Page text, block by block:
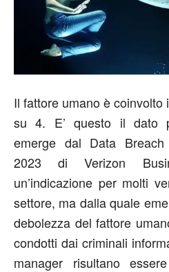
Il fattore umano è coinvolto
su 4. E’ questo il dato
emerge dal Data Breach
2023 di Verizon
un’indicazione per molti
settore, ma dalla quale
debolezza del fattore
condotti dai criminali
manager risultano